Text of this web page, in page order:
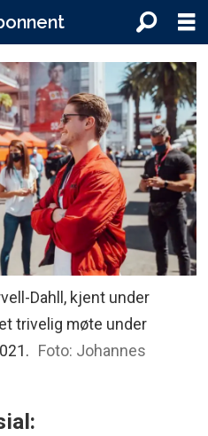
Dahll, kjent under
trivelig møte under
Foto: Johannes